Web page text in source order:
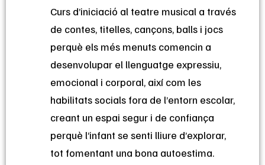
Curs d’iniciació al teatre musical a través
de contes, titelles, cançons, balls i jocs
perquè els més menuts comencin a
desenvolupar el llenguatge expressiu,
emocional i corporal, així com les
habilitats socials fora de l’entorn escolar,
creant un espai segur i de confiança
perquè l’infant se senti lliure d’explorar,
tot fomentant una bona autoestima.